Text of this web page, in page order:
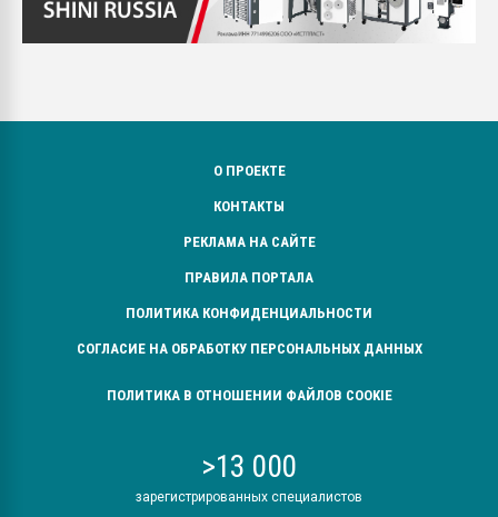
О ПРОЕКТЕ
КОНТАКТЫ
РЕКЛАМА НА САЙТЕ
ПРАВИЛА ПОРТАЛА
ПОЛИТИКА КОНФИДЕНЦИАЛЬНОСТИ
СОГЛАСИЕ НА ОБРАБОТКУ ПЕРСОНАЛЬНЫХ ДАННЫХ
ПОЛИТИКА В ОТНОШЕНИИ ФАЙЛОВ COOKIE
>13 000
зарегистрированных специалистов